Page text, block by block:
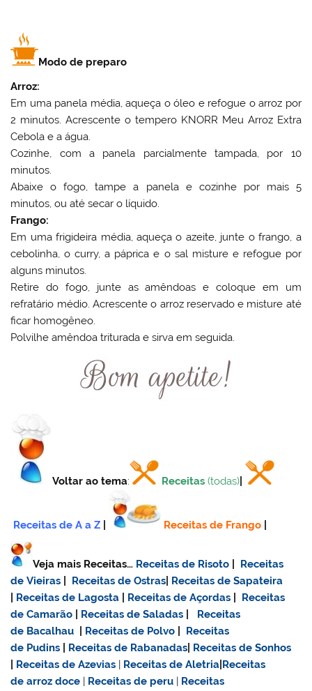
Modo de preparo
Arroz:
Em uma panela média, aqueça o óleo e refogue o arroz por
2 minutos. Acrescente o tempero KNORR Meu Arroz Extra
Cebola e a água.
Cozinhe, com a panela parcialmente tampada, por 10
minutos.
Abaixe o fogo, tampe a panela e cozinhe por mais 5
minutos, ou até secar o líquido.
Frango:
Em uma frigideira média, aqueça o azeite, junte o frango, a
cebolinha, o curry, a páprica e o sal misture e refogue por
alguns minutos.
Retire do fogo, junte as amêndoas e coloque em um
refratário médio. Acrescente o arroz reservado e misture até
ficar homogêneo.
Polvilhe amêndoa triturada e sirva em seguida.
Voltar ao tema: Receitas (todas)
Receitas de A a Z Receitas de Frango
Veja mais Receitas… Receitas de Risoto
Receitas
de Vieiras
Receitas de Ostras Receitas de Sapateira
Receitas de Lagosta Receitas de Açordas
Receitas
de Camarão
Receitas de Saladas
Receitas
de Bacalhau
Receitas de Polvo
Receitas
de Pudins
Receitas de Rabanadas Receitas de Sonhos
Receitas de Azevias | Receitas de Aletria Receitas
dearroz doce | Receitas de peru | Receitas